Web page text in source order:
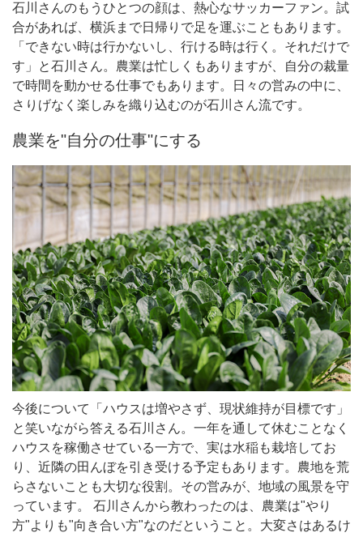
石川さんのもうひとつの顔は、熱心なサッカーファン。試
合があれば、横浜まで日帰りで足を運ぶこともあります。
「できない時は行かないし、行ける時は行く。それだけで
す」と石川さん。農業は忙しくもありますが、自分の裁量
で時間を動かせる仕事でもあります。日々の営みの中に、
さりげなく楽しみを織り込むのが石川さん流です。
農業を"自分の仕事"にする
今後について「ハウスは増やさず、現状維持が目標です」
と笑いながら答える石川さん。一年を通して休むことなく
ハウスを稼働させている一方で、実は水稲も栽培してお
り、近隣の田んぼを引き受ける予定もあります。農地を荒
らさないことも大切な役割。その営みが、地域の風景を守
っています。 石川さんから教わったのは、農業は"やり
方"よりも"向き合い方"なのだということ。大変さはあるけ